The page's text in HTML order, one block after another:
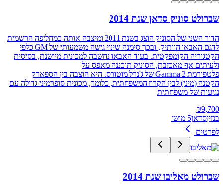
שברולט סוניק סדאן שנת 2014
הדור השני של הסוניק הוצג בשנת 2011 ומיצבה אותה כמחליפה הרשמית
לדגם האבאו הוותיק, ובכך סימנה שינוי גישה משמעותי של GM כלפי
הקטגוריה הקומפקטית. בעוד האבאו נחשבה למכונית מיושנת, בסיסית
ולעיתים אף מאכזבת, הסוניק תוכננה מאפס על
פלטפורמת Gamma 2 של ג'נרל מוטורס. היא הוצבה בין הספארק
הקטנה (מיני) לבין הקרוז המשפחתית, כלומר, מכונית סופרמיני גדולה עם
נגיעות של משפחתית
₪9,700
בנזיןסדאן5 מוש׳
לפרטים
שברולט מאליבו שנת 2014